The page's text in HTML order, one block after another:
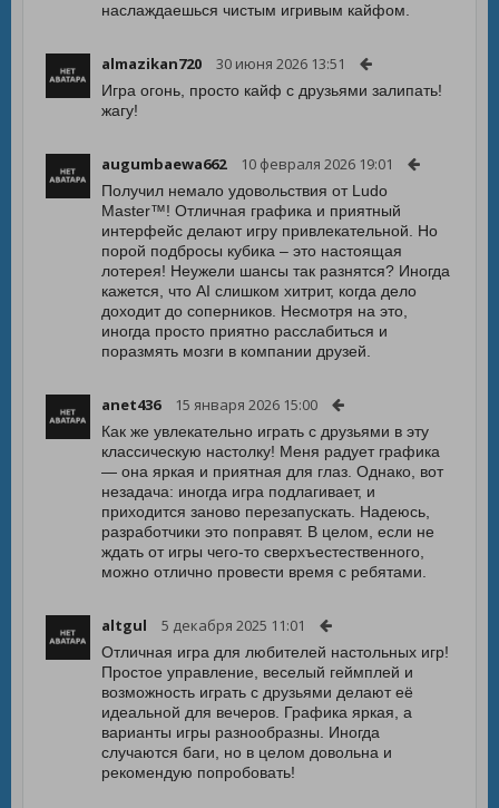
наслаждаешься чистым игривым кайфом.
almazikan720 30 июня 2026 13:51
Игра огонь, просто кайф с друзьями залипать!
жагу!
augumbaewa662 10 февраля 2026 19:01
Получил немало удовольствия от Ludo
Master™! Отличная графика и приятный
интерфейс делают игру привлекательной. Но
порой подбросы кубика – это настоящая
лотерея! Неужели шансы так разнятся? Иногда
кажется, что AI слишком хитрит, когда дело
доходит до соперников. Несмотря на это,
иногда просто приятно расслабиться и
поразмять мозги в компании друзей.
anet436 15 января 2026 15:00
Как же увлекательно играть с друзьями в эту
классическую настолку! Меня радует графика
— она яркая и приятная для глаз. Однако, вот
незадача: иногда игра подлагивает, и
приходится заново перезапускать. Надеюсь,
разработчики это поправят. В целом, если не
ждать от игры чего-то сверхъестественного,
можно отлично провести время с ребятами.
altgul 5 декабря 2025 11:01
Отличная игра для любителей настольных игр!
Простое управление, веселый геймплей и
возможность играть с друзьями делают её
идеальной для вечеров. Графика яркая, а
варианты игры разнообразны. Иногда
случаются баги, но в целом довольна и
рекомендую попробовать!